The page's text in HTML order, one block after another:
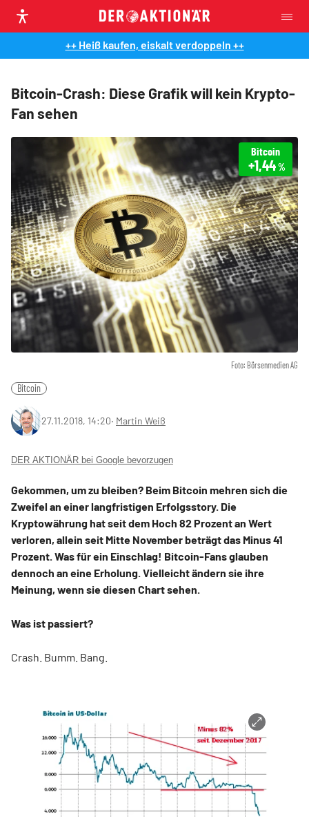
++ Heiß kaufen, eiskalt verdoppeln ++
Bitcoin-Crash: Diese Grafik will kein Krypto-
Fan sehen
Foto: Börsenmedien AG
Bitcoin
+1,44%
Bitcoin
27.11.2018, 14:20‧ Martin Weiß
DER AKTIONÄR bei Google bevorzugen
Gekommen, um zu bleiben? Beim Bitcoin mehren sich die
Zweifel an einer langfristigen Erfolgsstory. Die
Kryptowährung hat seit dem Hoch 82 Prozent an Wert
verloren, allein seit Mitte November beträgt das Minus 41
Prozent. Was für ein Einschlag! Bitcoin-Fans glauben
dennoch an eine Erholung. Vielleicht ändern sie ihre
Meinung, wenn sie diesen Chart sehen.
Was ist passiert?
Crash. Bumm. Bang.